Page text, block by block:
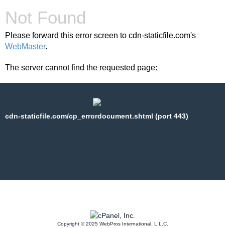
Not Found
Please forward this error screen to cdn-staticfile.com's
WebMaster.
The server cannot find the requested page:
cdn-staticfile.com/cp_errordocument.shtml (port 443)
Copyright © 2025 WebPros International, L.L.C.